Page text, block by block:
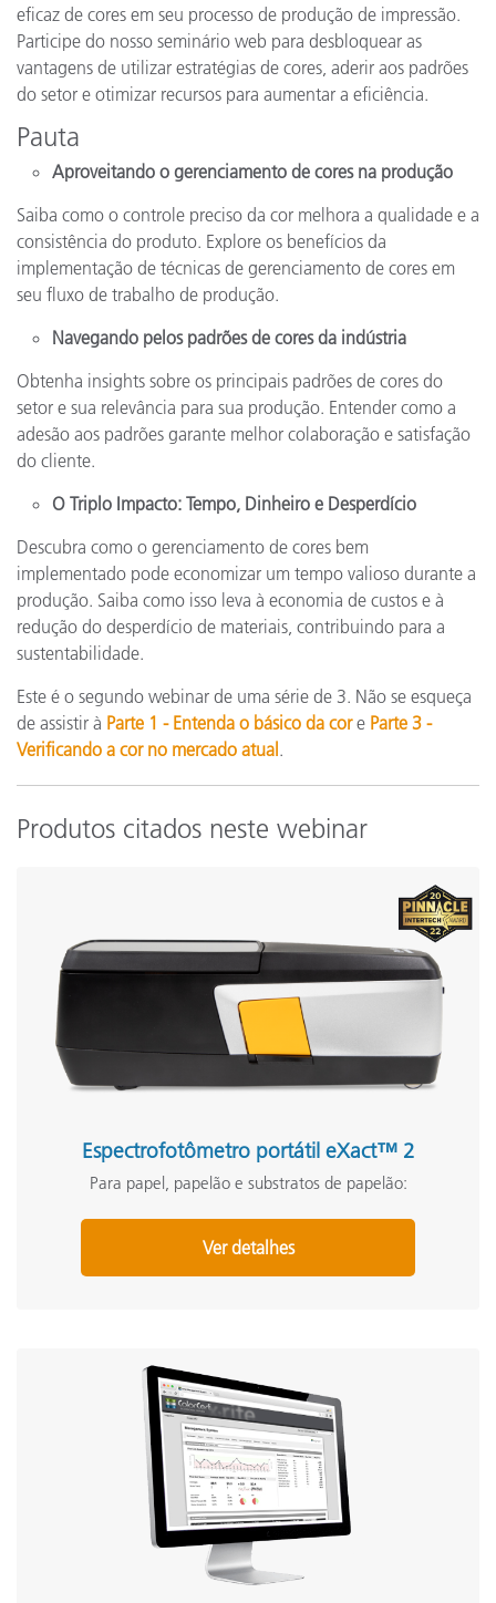
eficaz de cores em seu processo de produção de impressão.
Participe do nosso seminário web para desbloquear as
vantagens de utilizar estratégias de cores, aderir aos padrões
do setor e otimizar recursos para aumentar a eficiência.
Pauta
Aproveitando o gerenciamento de cores na produção
Saiba como o controle preciso da cor melhora a qualidade e a
consistência do produto. Explore os benefícios da
implementação de técnicas de gerenciamento de cores em
seu fluxo de trabalho de produção.
Navegando pelos padrões de cores da indústria
Obtenha insights sobre os principais padrões de cores do
setor e sua relevância para sua produção. Entender como a
adesão aos padrões garante melhor colaboração e satisfação
do cliente.
O Triplo Impacto: Tempo, Dinheiro e Desperdício
Descubra como o gerenciamento de cores bem
implementado pode economizar um tempo valioso durante a
produção. Saiba como isso leva à economia de custos e à
redução do desperdício de materiais, contribuindo para a
sustentabilidade.
Este é o segundo webinar de uma série de 3. Não se esqueça
de assistir à Parte 1 - Entenda o básico da core Parte 3 -
Verificando a cor no mercado atual .
Produtos citados neste webinar
Espectrofotômetro portátil eXact™ 2
Para papel, papelão e substratos de papelão:
Ver detalhes